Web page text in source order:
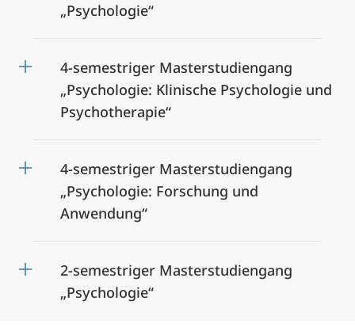
„Psychologie“
4-semestriger Masterstudiengang
„Psychologie: Klinische Psychologie und
Psychotherapie“
4-semestriger Masterstudiengang
„Psychologie: Forschung und
Anwendung“
2-semestriger Masterstudiengang
„Psychologie“